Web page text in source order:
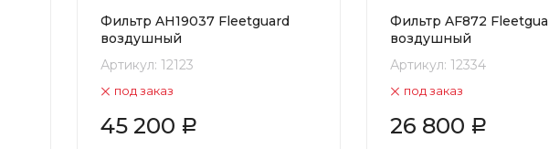
Фильтр AH19037 Fleetguard
воздушный
Артикул: 12123
под заказ
45 200 Р
Фильтр AF872
воздушный
Артикул: 12334
под заказ
26 800 Р